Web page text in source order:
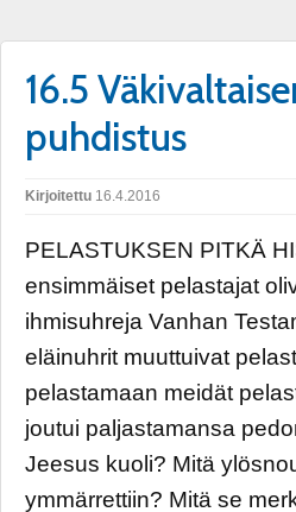
16.5
puhdistus
Kirjoitettu 16.4.2016
PELASTUKSEN PITKÄ
ensimmäiset pelastajat
ihmisuhreja Vanhan
eläinuhrit muuttuivat
pelastamaan meidät
joutui paljastamansa
Jeesus kuoli? Mitä
ymmärrettiin? Mitä se